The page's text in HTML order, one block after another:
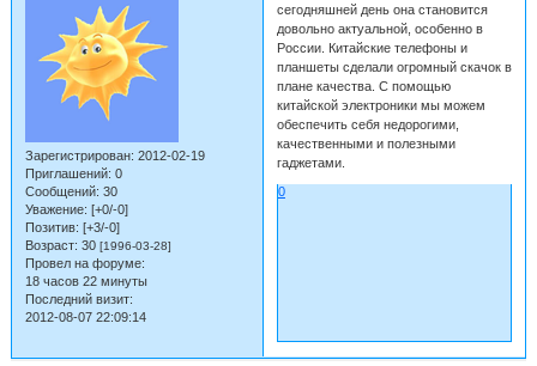
Зарегистрирован: 2012-02-19
Приглашений: 0
Сообщений: 30
Уважение: [+0/-0]
Позитив: [+3/-0]
Возраст: 30 [1996-03-28]
Провел на форуме:
18 часов 22 минуты
Последний визит:
2012-08-07 22:09:14
сегодняшней день она становится
довольно актуальной, особенно в
России. Китайские телефоны и
планшеты сделали огромный скачок в
плане качества. С помощью
китайской электроники мы можем
обеспечить себя недорогими,
качественными и полезными
гаджетами.
0